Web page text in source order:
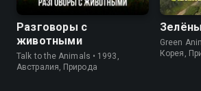
Разговоры с
животными
Talk to the Animals • 1993,
Австралия, Природа
Green
Корея,